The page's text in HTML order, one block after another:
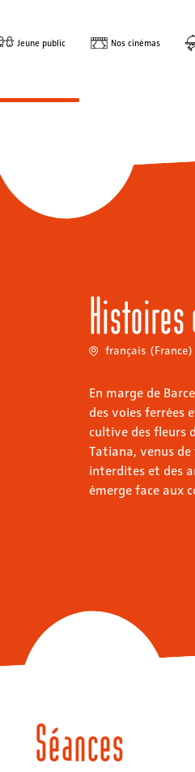
Jeune public Nos cinémas
français (France)
En marge de
des voies ferrées
cultive des fleurs
Tatiana, venus
interdites et des
émerge face aux
Séances